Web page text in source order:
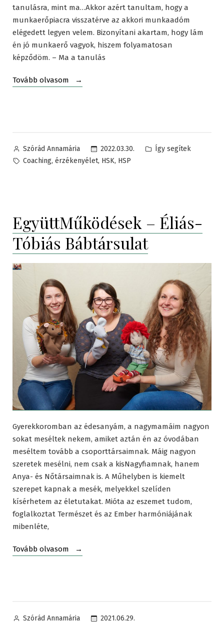
tanulásra, mint ma…Akkor azért tanultam, hogy a
munkaerőpiacra visszatérve az akkori munkaadóm
elégedett legyen velem. Bizonyítani akartam, hogy lám
én jó munkaerő vagyok, hiszem folyamatosan
képződöm. – Ma a tanulás
Tovább olvasom
„Így
Posted
by
Szórád Annamária 2022.03.30.
Posted
Így segítek
Tags:
Coaching, érzékenyélet, HSK, HSP
EgyüttMűködések – Éliás-
Tóbiás Bábtársulat
Gyerekkoromban az édesanyám, a nagymamáim nagyon
sokat meséltek nekem, amiket aztán én az óvodában
meséltem tovább a csoporttársaimnak. Máig nagyon
szeretek mesélni, nem csak a kisNagyfiamnak, hanem
Anya- és Nőtársaimnak is. A Műhelyben is kiemelt
szerepet kapnak a mesék, melyekkel szelíden
kísérhetem az életutakat. Mióta az eszemet tudom,
foglalkoztat Természet és az Ember harmóniájának
mibenléte,
Tovább olvasom
„EgyüttMűködések
Posted
Szórád Annamária
2021.06.29.